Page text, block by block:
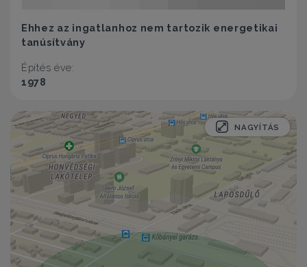
Ehhez az ingatlanhoz nem tartozik energetikai
tanúsítvány
Építés éve:
1978
NAGYÍTÁS